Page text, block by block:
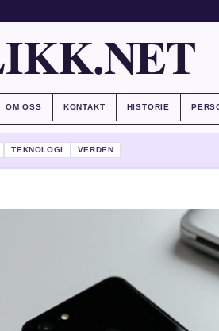
OM OSS KONTAKT HISTORIE
TEKNOLOGI VERDEN